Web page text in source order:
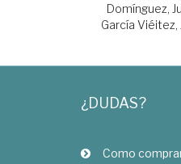
Domínguez,
García Viéitez,
¿DUDAS?
Como